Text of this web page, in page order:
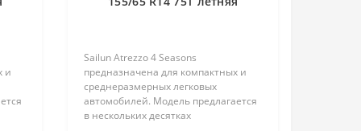
и
Sailun Atrezzo 4 Seasons
предназначена для компактных и
среднеразмерных легковых
автомобилей. Модель предлагается
в нескольких десятках